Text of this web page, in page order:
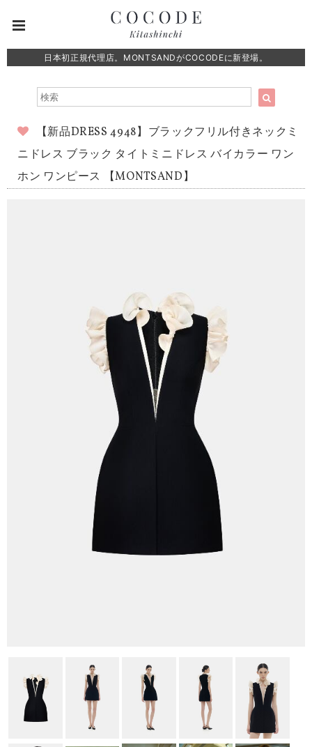
日本初正規代理店。MONTSANDがCOCODEに新登場。
【新品DRESS 4948】ブラックフリル付きネックミ
ニドレス ブラック タイトミニドレス バイカラー ワン
ホン ワンピース 【MONTSAND】